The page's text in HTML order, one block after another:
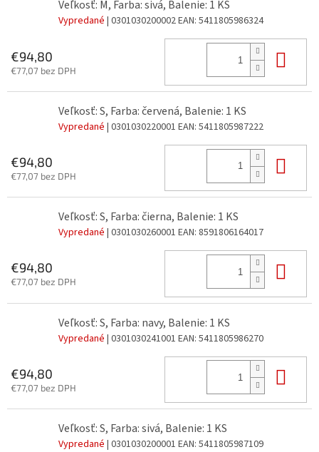
Veľkosť: M, Farba: sivá, Balenie: 1 KS
Vypredané | 0301030200002EAN: 5411805986324
€94,80
€77,07 bez DPH
Veľkosť: S, Farba: červená, Balenie: 1 KS
Vypredané | 0301030220001 EAN: 5411805987222
€94,80
€77,07 bez DPH
Veľkosť: S, Farba: čierna, Balenie: 1 KS
Vypredané | 0301030260001 EAN: 8591806164017
€94,80
€77,07 bez DPH
Veľkosť: S, Farba: navy, Balenie: 1 KS
Vypredané | 0301030241001 EAN: 5411805986270
€94,80
€77,07 bez DPH
Veľkosť: S, Farba: sivá, Balenie: 1 KS
Vypredané | 0301030200001 EAN: 5411805987109